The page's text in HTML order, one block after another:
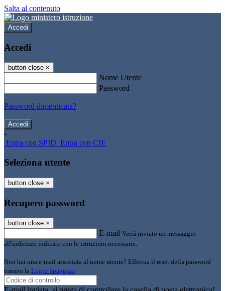
Salta al contenuto
Accedi
Accedi
button close ×
Nome Utente
Password
Password dimenticata?
-
Entra con SPID Entra con CIE
Seleziona utente
button close ×
Recupero password
button close ×
E-mail Verrà inviato un messaggio
all'indirizzo indicato con le istruzioni necessarie.
Non hai una e-mail associata al nome utente? Effettua il reset della password
tramite la Login Spaggiari